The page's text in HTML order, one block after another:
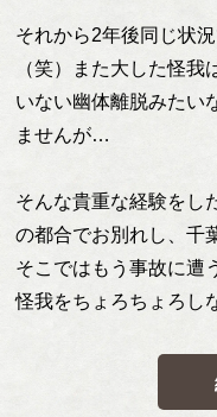
それから2年後同じ状
（笑）また大した怪
いない幽体離脱みたい
ませんが…
そんな貴重な経験をし
の都合でお別れし、千
そこではもう事故に遭
怪我をちょろちょろし